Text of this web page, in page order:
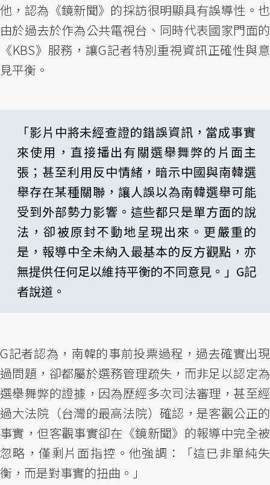
他，認為《鏡新聞》的採訪很明顯具有誤導性。也
由於過去於作為公共電視台、同時代表國家門面的
《KBS》服務，讓G記者特別重視資訊正確性與意
見平衡。
「影片中將未經查證的錯誤資訊，當成事實
來使用，直接播出有關選舉舞弊的片面主
張；甚至利用反中情緒，暗示中國與南韓選
舉存在某種關聯，讓人誤以為南韓選舉可能
受到外部勢力影響。這些都只是單方面的說
法，卻被原封不動地呈現出來。更嚴重的
是，報導中全未納入最基本的反方觀點，亦
無提供任何足以維持平衡的不同意見。」G記
者說道。
G記者認為，南韓的事前投票過程，過去確實出現
過問題，卻都屬於選務管理疏失，而非足以認定為
選舉舞弊的證據，因為歷經多次司法審理，甚至經
過大法院（台灣的最高法院）確認，是客觀公正的
事實，但客觀事實卻在《鏡新聞》的報導中完全被
忽略，僅剩片面指控。他強調：「這已非單純失
衡，而是對事實的扭曲。」